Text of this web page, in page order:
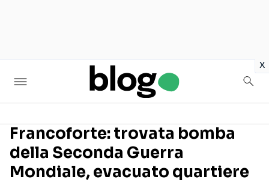
x
Seguici sui social
Francoforte: trovata bomba
della Seconda Guerra
Mondiale, evacuato quartiere